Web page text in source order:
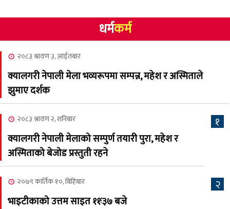
४
NCSC को अध्यक्षमा घनेन्द्र
न्यौपाने बिजयी
नेप्लिज सोसाइटि अफ
२०८३ श्रावण ६, बुधबार
कामना खबर पत्रिका
धर्मकर्म
२०८३ श्रावण ३, आईतबार
क्यालगरी नेपाली मेला भव्यरूपमा सम्पन्न, महेश र अस्मिताले
झुमाए दर्शक
१
२०८३ श्रावण २, शनिबार
क्यालगरी नेपाली मेलाको सम्पुर्ण तयारी पुरा, महेश र
अस्मिताको बेजोड प्रस्तुती रहने
२
२०७९ कार्तिक १०, बिहिबार
भाइटीकाको उत्तम साइत ११ः३७ बजे